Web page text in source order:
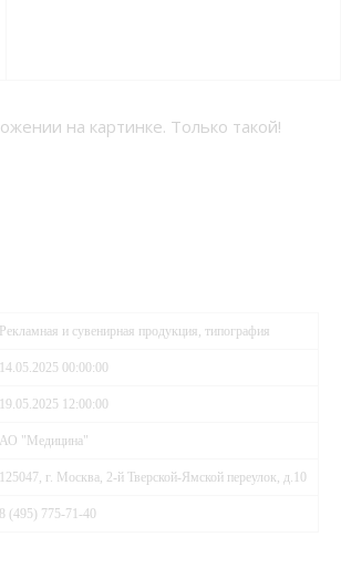
на картинке. Только такой!
Рекламная и сувенирная продукция, типография
14.05.2025 00:00:00
19.05.2025 12:00:00
АО "Медицина"
125047, г. Москва, 2-й Тверской-Ямской переулок, д.10
8 (495) 775-71-40